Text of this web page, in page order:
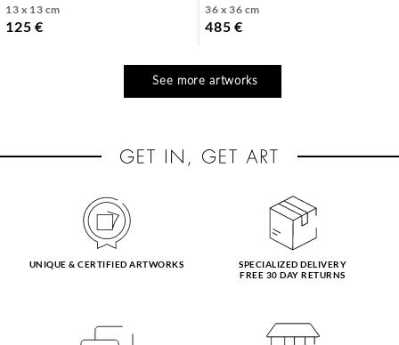
13 x 13 cm
125 €
36 x 36 cm
485 €
See more artworks
UNIQUE & CERTIFIED ARTWORKS
SPECIALIZED DELIVERY
FREE 30 DAY RETURNS